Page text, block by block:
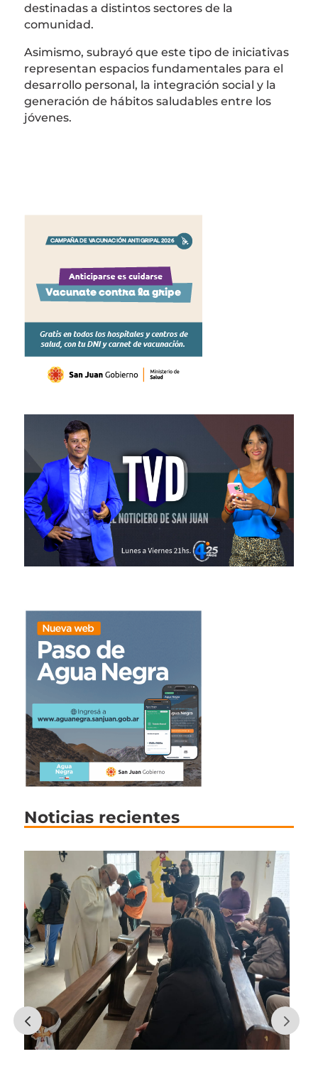
destinadas a distintos sectores de la
comunidad.
Asimismo, subrayó que este tipo de iniciativas
representan espacios fundamentales para el
desarrollo personal, la integración social y la
generación de hábitos saludables entre los
jóvenes.
Noticias recientes